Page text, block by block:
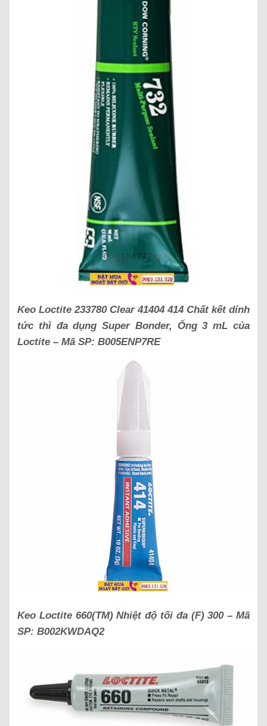
Keo Loctite 233780 Clear 41404 414 Chất kết dính
tức thì đa dụng Super Bonder, Ống 3 mL của
Loctite – Mã SP: B005ENP7RE
Keo Loctite 660(TM) Nhiệt độ tối đa (F) 300 – Mã
SP: B002KWDAQ2